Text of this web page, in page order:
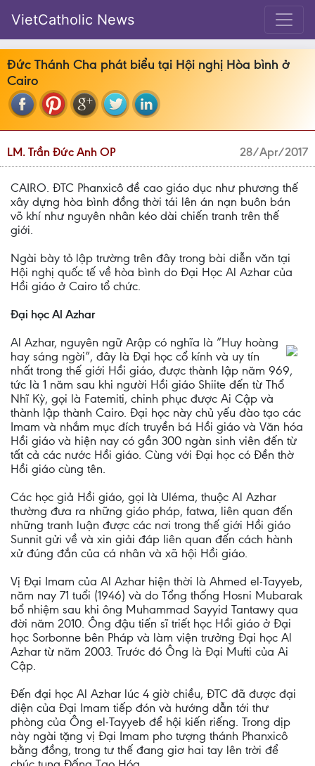
VietCatholic News
Đức Thánh Cha phát biểu tại Hội nghị Hòa bình ở
Cairo
LM. Trần Đức Anh OP 28/Apr/2017
CAIRO. ĐTC Phanxicô đề cao giáo dục như phương thế
xây dựng hòa bình đồng thời tái lên án nạn buôn bán
võ khí như nguyên nhân kéo dài chiến tranh trên thế
giới.
Ngài bày tỏ lập trường trên đây trong bài diễn văn tại
Hội nghị quốc tế về hòa bình do Đại Học Al Azhar của
Hồi giáo ở Cairo tổ chức.
Đại học Al Azhar
Al Azhar, nguyên ngữ Arập có nghĩa là ”Huy hoàng
hay sáng ngời”, đây là Đại học cổ kính và uy tín
nhất trong thế giới Hồi giáo, được thành lập năm 969,
tức là 1 năm sau khi người Hồi giáo Shiite đến từ Thổ
Nhĩ Kỳ, gọi là Fatemiti, chinh phục được Ai Cập và
thành lập thành Cairo. Đại học này chủ yếu đào tạo các
Imam và nhắm mục đích truyền bá Hồi giáo và Văn hóa
Hồi giáo và hiện nay có gần 300 ngàn sinh viên đến từ
tất cả các nước Hồi giáo. Cùng với Đại học có Đền thờ
Hồi giáo cùng tên.
Các học giả Hồi giáo, gọi là Uléma, thuộc Al Azhar
thường đưa ra những giáo pháp, fatwa, liên quan đến
những tranh luận được các nơi trong thế giới Hồi giáo
Sunnit gửi về và xin giải đáp liên quan đến cách hành
xử đúng đắn của cá nhân và xã hội Hồi giáo.
Vị Đại Imam của Al Azhar hiện thời là Ahmed el-Tayyeb,
năm nay 71 tuổi (1946) và do Tổng thống Hosni Mubarak
bổ nhiệm sau khi ông Muhammad Sayyid Tantawy qua
đời năm 2010. Ông đậu tiến sĩ triết học Hồi giáo ở Đại
học Sorbonne bên Pháp và làm viện trưởng Đại học Al
Azhar từ năm 2003. Trước đó Ông là Đại Mufti của Ai
Cập.
Đến đại học Al Azhar lúc 4 giờ chiều, ĐTC đã được đại
diện của Đại Imam tiếp đón và hướng dẫn tới thư
phòng của Ông el-Tayyeb để hội kiến riếng. Trong dịp
này ngài tặng vị Đại Imam pho tượng thánh Phanxicô
bằng đồng, trong tư thế đang giơ hai tay lên trời để